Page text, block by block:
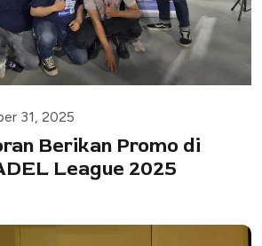
31, 2025
Berikan Promo di
League 2025